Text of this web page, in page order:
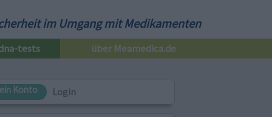
im Umgang mit Medikamenten
tests über Meamedica.de
Konto Login